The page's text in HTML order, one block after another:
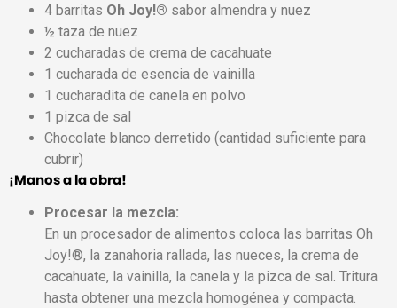
4 barritas Oh Joy!® sabor almendra y nuez
½ taza de nuez
2 cucharadas de crema de cacahuate
1 cucharada de esencia de vainilla
1 cucharadita de canela en polvo
1 pizca de sal
Chocolate blanco derretido (cantidad suficiente para
cubrir)
¡Manos a la obra!
Procesar la mezcla:
En un procesador de alimentos coloca las barritas Oh
Joy!®, la zanahoria rallada, las nueces, la crema de
cacahuate, la vainilla, la canela y la pizca de sal. Tritura
hasta obtener una mezcla homogénea y compacta.